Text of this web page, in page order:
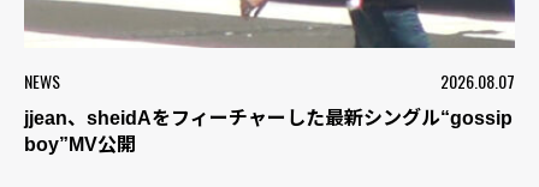
NEWS 2026.08.07
jjean、sheidAをフィーチャーした最新シングル“gossip
boy”MV公開